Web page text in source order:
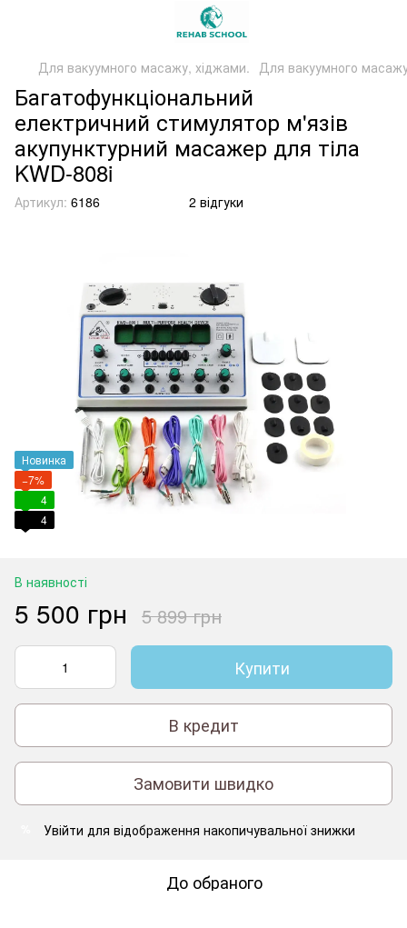
Для вакуумного масажу, хіджами. Для вакуумного
Багатофункціональний
електричний стимулятор м'язів
акупунктурний масажер для тіла
KWD-808i
Артикул: 6186 2 відгуки
Новинка
−7%
4
4
В наявності
5 500 грн 5 899 грн
Купити
В кредит
Замовити швидко
Увійти для відображення накопичувальної знижки
До обраного